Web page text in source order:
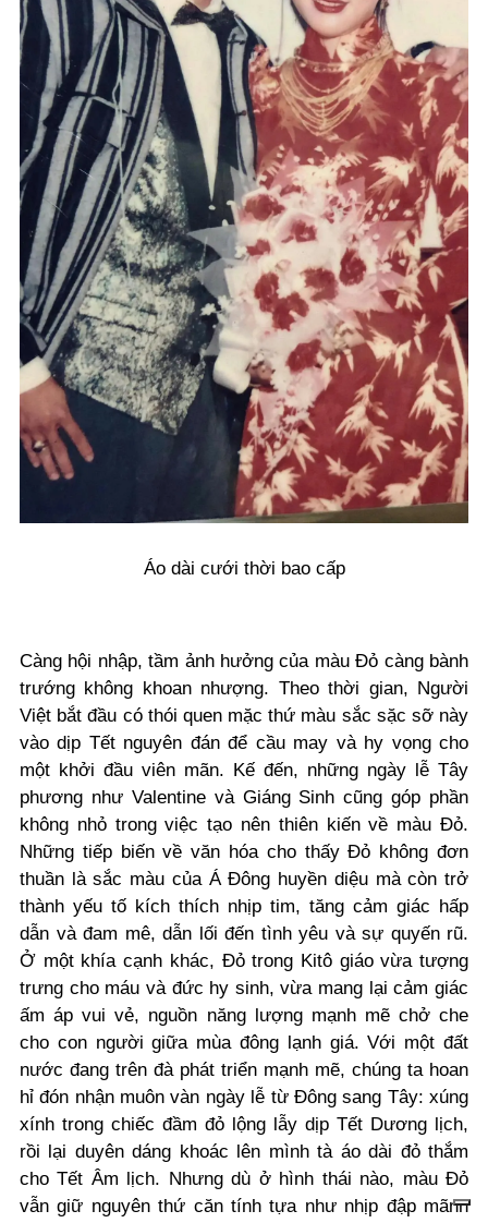
Áo dài cưới thời bao cấp
Càng hội nhập, tầm ảnh hưởng của màu Đỏ càng bành
trướng không khoan nhượng. Theo thời gian, Người
Việt bắt đầu có thói quen mặc thứ màu sắc sặc sỡ này
vào dịp Tết nguyên đán để cầu may và hy vọng cho
một khởi đầu viên mãn. Kế đến, những ngày lễ Tây
phương như Valentine và Giáng Sinh cũng góp phần
không nhỏ trong việc tạo nên thiên kiến về màu Đỏ.
Những tiếp biến về văn hóa cho thấy Đỏ không đơn
thuần là sắc màu của Á Đông huyền diệu mà còn trở
thành yếu tố kích thích nhịp tim, tăng cảm giác hấp
dẫn và đam mê, dẫn lối đến tình yêu và sự quyến rũ.
Ở một khía cạnh khác, Đỏ trong Kitô giáo vừa tượng
trưng cho máu và đức hy sinh, vừa mang lại cảm giác
ấm áp vui vẻ, nguồn năng lượng mạnh mẽ chở che
cho con người giữa mùa đông lạnh giá. Với một đất
nước đang trên đà phát triển mạnh mẽ, chúng ta hoan
hỉ đón nhận muôn vàn ngày lễ từ Đông sang Tây: xúng
xính trong chiếc đầm đỏ lộng lẫy dịp Tết Dương lịch,
rồi lại duyên dáng khoác lên mình tà áo dài đỏ thắm
cho Tết Âm lịch. Nhưng dù ở hình thái nào, màu Đỏ
vẫn giữ nguyên thứ căn tính tựa như nhịp đập mãnh